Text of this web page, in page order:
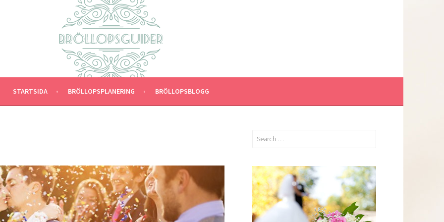
STARTSIDA BRÖLLOPSPLANERING BRÖLLOPSBLOGG
Search